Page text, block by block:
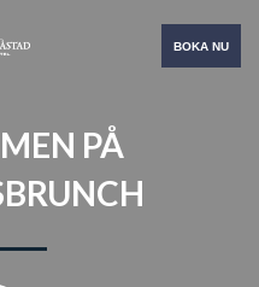
BOKA NU
PÅ